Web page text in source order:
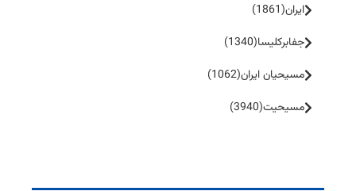
ایران(1861)
جفا‌بر‌کلیسا(1340)
مسیحیان ایران(1062)
مسیحیت(3940)